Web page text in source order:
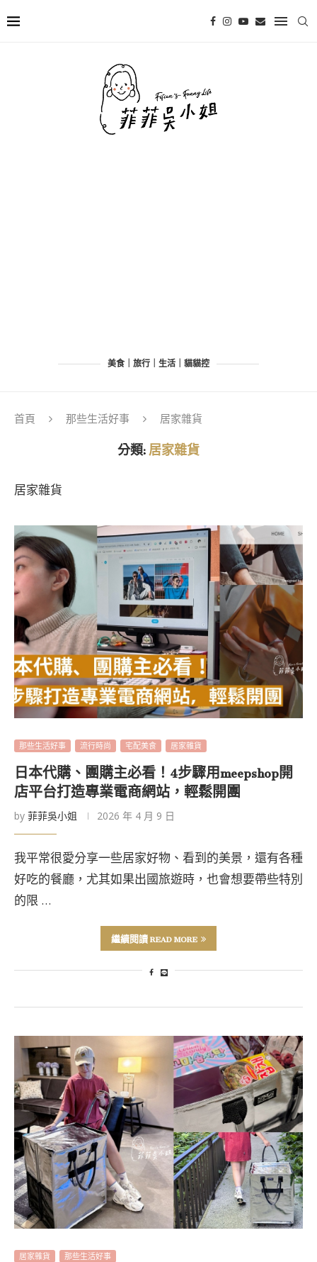
美食｜旅行｜生活｜貓貓控
首頁 那些生活好事 居家雜貨
分類:居家雜貨
居家雜貨
那些生活好事 流行時尚 宅配美食 居家雜貨
日本代購、團購主必看！4步驟用meepshop開
店平台打造專業電商網站，輕鬆開團
by 菲菲吳小姐 2026 年 4 月 9 日
我平常很愛分享一些居家好物、看到的美景，還有各種
好吃的餐廳，尤其如果出國旅遊時，也會想要帶些特別
的限 …
繼續閱讀 READ MORE
居家雜貨 那些生活好事